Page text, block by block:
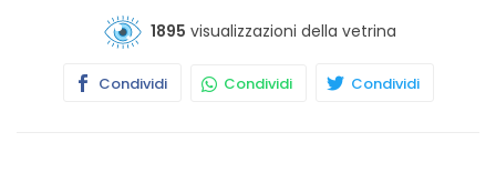
1895 visualizzazioni della vetrina
Condividi Condividi Condividi